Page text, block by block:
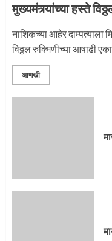
3
मुख्यमंत्र्यांच्या हस्ते
नाशिकच्या आहेर दाम्पत्याला
विठ्ठल रुक्मिणीच्या आषाढी
आणखी